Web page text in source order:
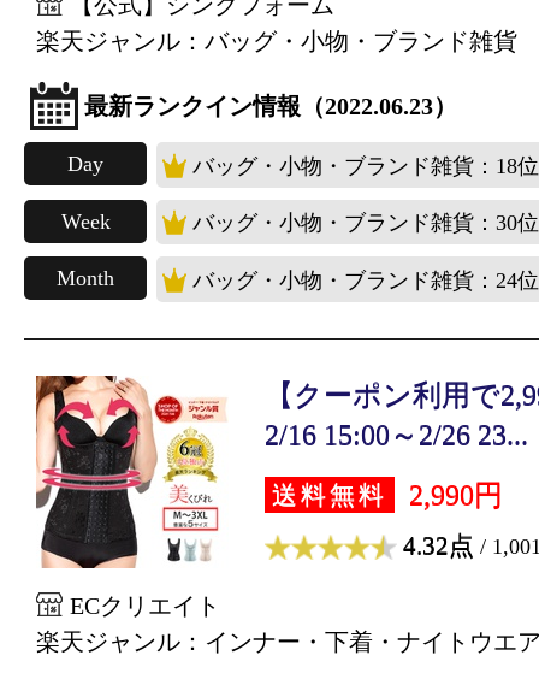
楽天ジャンル：バッグ・小物・ブランド雑貨
最新ランクイン情報（2022.06.23）
Day バッグ・小物・ブランド雑貨：18位
Week バッグ・小物・ブランド雑貨：30位
Month バッグ・小物・ブランド雑貨：24位
【クーポン利用で
2/16 15:00～2/26 23...
送料無料 2,990円
4.32点 /
ECクリエイト
楽天ジャンル：インナー・下着・ナイトウエ